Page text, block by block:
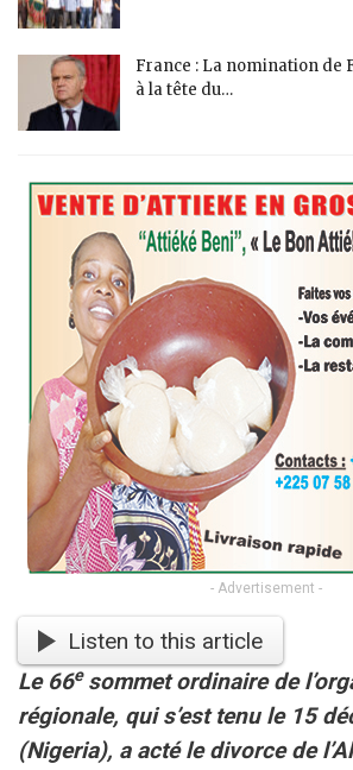
France : La nomination de
à la tête du…
- Advertisement -
Listen to this article
Le 66e sommet ordinaire de
régionale, qui s’est tenu le 15
(Nigeria), a acté le divorce de